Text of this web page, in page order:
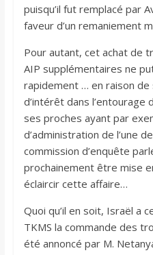
puisqu’il fut remplacé par
faveur d’un remaniement
Pour autant, cet achat de
AIP supplémentaires ne
rapidement … en raison de
d’intérêt dans l’entourage
ses proches ayant par
d’administration de l’une
commission d’enquête
prochainement être mise
éclaircir cette affaire…
Quoi qu’il en soit, Israël a
TKMS la commande des
été annoncé par M.